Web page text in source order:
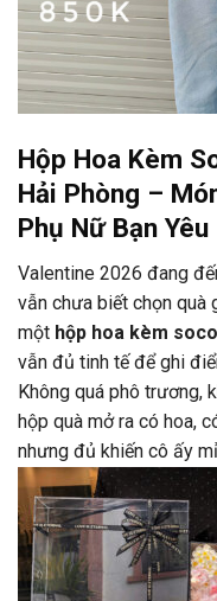
Hộp Hoa Kèm
Hải Phòng –
Phụ Nữ Bạn Yêu
Valentine 2026 đang
vẫn chưa biết chọn quà
một hộp hoa kèm
vẫn đủ tinh tế để ghi
Không quá phô trương,
hộp quà mở ra có hoa,
nhưng đủ khiến cô ấy